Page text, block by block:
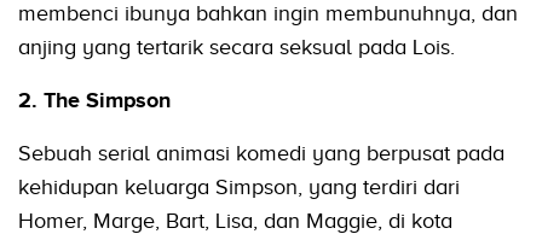
membenci ibunya bahkan ingin membunuhnya, dan
anjing yang tertarik secara seksual pada Lois.
2. The Simpson
Sebuah serial animasi komedi yang berpusat pada
kehidupan keluarga Simpson, yang terdiri dari
Homer, Marge, Bart, Lisa, dan Maggie, di kota